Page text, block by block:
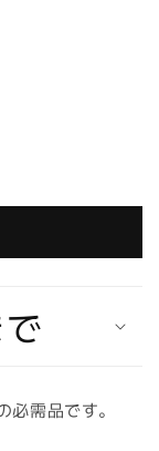
需品です。